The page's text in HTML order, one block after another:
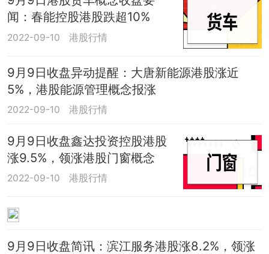
闻：春能控股港股跌超10%
2022-09-10 港股行情
9月9日收盘异动提醒：大唐新能源港股涨近
5%，港股能源管理概念报涨
2022-09-10 港股行情
9月9日收盘鑫达投资控股港股
涨9.5%，领涨港股门窗概念
2022-09-10 港股行情
9月9日收盘简讯：滨江服务港股涨8.2%，领涨